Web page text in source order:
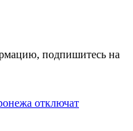
подпишитесь на
отключат